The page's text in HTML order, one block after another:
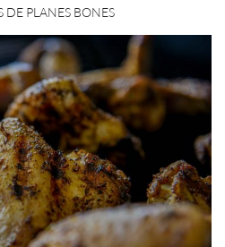
DE PLANES BONES